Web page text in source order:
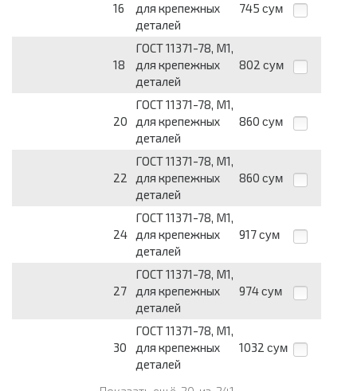
16
для крепежных
деталей
745 сум
18
ГОСТ 11371-78, М1,
для крепежных
деталей
802 сум
20
ГОСТ 11371-78, М1,
для крепежных
деталей
860 сум
22
ГОСТ 11371-78, М1,
для крепежных
деталей
860 сум
24
ГОСТ 11371-78, М1,
для крепежных
деталей
917 сум
27
ГОСТ 11371-78, М1,
для крепежных
деталей
974 сум
30
ГОСТ 11371-78, М1,
для крепежных
деталей
1032 сум